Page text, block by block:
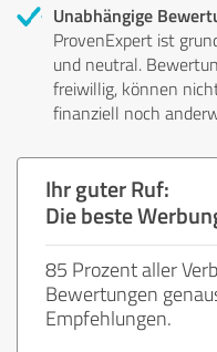
Unabhängige
ProvenExpert ist
und neutral.
freiwillig, können
finanziell noch
Ihr guter Ruf:
Die beste
85 Prozent aller
Bewertungen
Empfehlungen.